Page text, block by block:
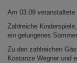
Am 03.09
Zahlreiche
ein gelungenes
Zu den zahlreichen
Kostanze Wegner und